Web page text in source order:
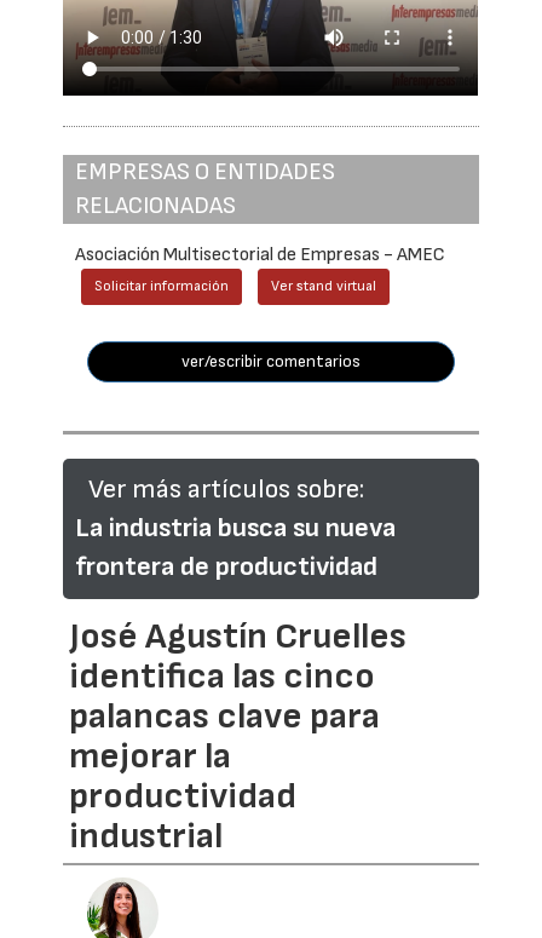
EMPRESAS O ENTIDADES
RELACIONADAS
Asociación Multisectorial de Empresas - AMEC
Solicitar información Ver stand virtual
ver/escribir comentarios
Ver más artículos sobre:
La industria busca su nueva
frontera de productividad
José Agustín Cruelles
identifica las cinco
palancas clave para
mejorar la
productividad
industrial